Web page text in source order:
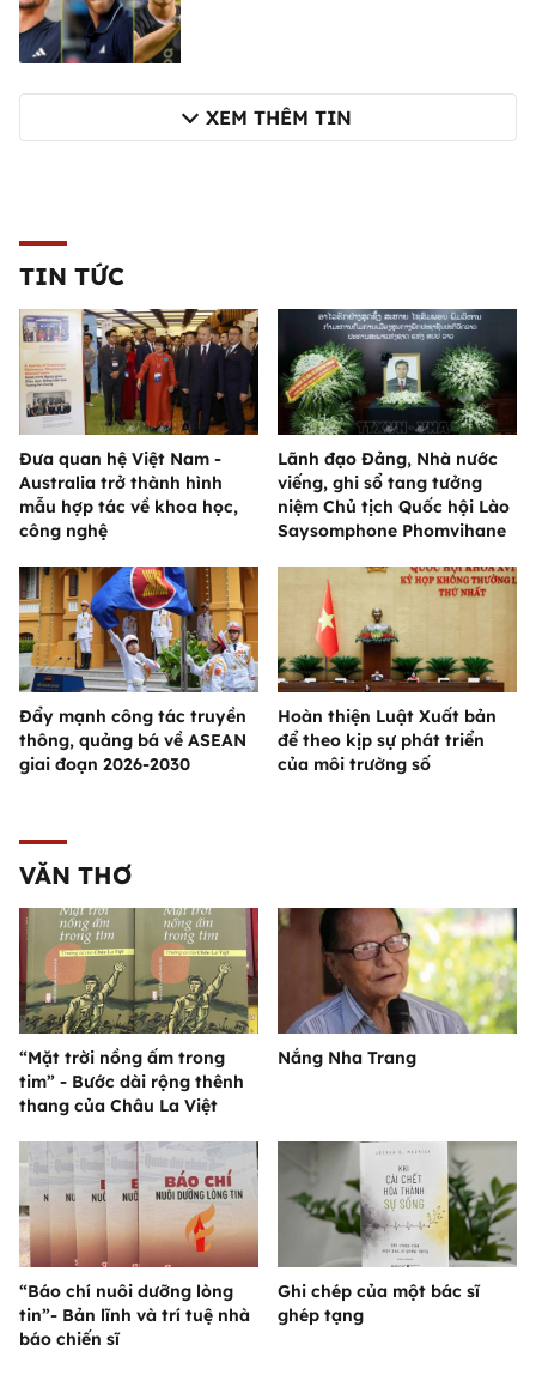
XEM THÊM TIN
TIN TỨC
Đưa quan hệ Việt Nam -
Australia trở thành hình
mẫu hợp tác về khoa học,
công nghệ
Lãnh đạo Đảng, Nhà nước
viếng, ghi sổ tang tưởng
niệm Chủ tịch Quốc hội Lào
Saysomphone Phomvihane
Đẩy mạnh công tác truyền
thông, quảng bá về ASEAN
giai đoạn 2026-2030
Hoàn thiện Luật Xuất bản
để theo kịp sự phát triển
của môi trường số
VĂN THƠ
“Mặt trời nồng ấm trong
tim” - Bước dài rộng thênh
thang của Châu La Việt
Nắng Nha Trang
“Báo chí nuôi dưỡng lòng
tin”- Bản lĩnh và trí tuệ nhà
báo chiến sĩ
Ghi chép của một bác sĩ
ghép tạng